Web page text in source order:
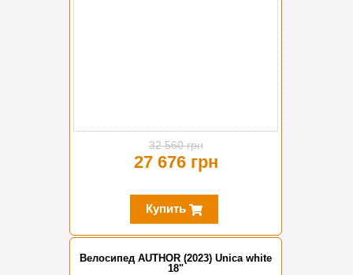
32 560 грн
27 676 грн
Купить
Велосипед AUTHOR (2023) Unica white
18"